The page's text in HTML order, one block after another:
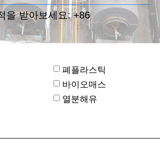
을 받아보세요:+86
폐플라스틱
바이오매스
열분해유